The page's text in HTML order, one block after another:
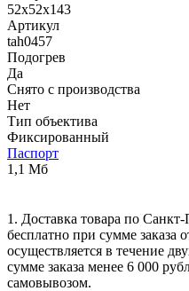
52х52х143
Артикул
tah0457
Подогрев
Да
Снято с производства
Нет
Тип объектива
Фиксированный
Паспорт
1,1 Мб
1. Доставка товара по
бесплатно при сумме заказа
осуществляется в течение
сумме заказа менее 6 000
самовывозом.